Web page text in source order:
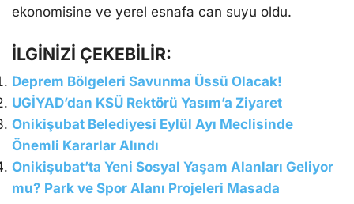
ekonomisine ve yerel esnafa can suyu oldu.
İLGİNİZİ ÇEKEBİLİR:
Deprem Bölgeleri Savunma Üssü Olacak!
UGİYAD’dan KSÜ Rektörü Yasım’a Ziyaret
Onikişubat Belediyesi Eylül Ayı Meclisinde
Önemli Kararlar Alındı
Onikişubat’ta Yeni Sosyal Yaşam Alanları Geliyor
mu? Park ve Spor Alanı Projeleri Masada